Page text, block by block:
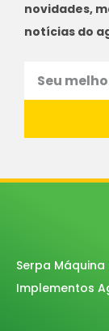
novidades,
notícias do
Serpa Máquina
Implementos